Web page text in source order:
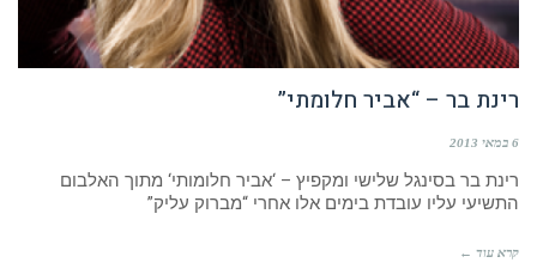
רינת בר – “אביר חלומתי”
6 במאי 2013
רינת בר בסינגל שלישי ומקפיץ – ‘אביר חלומותי‘ מתוך האלבום
התשיעי עליו עובדת בימים אלו אחרי “מברוק עליק”
קרא עוד ←